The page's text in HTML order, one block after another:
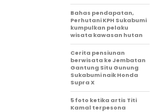
Bahas pendapatan,
Perhutani KPH Sukabumi
kumpulkan pelaku
wisata kawasan hutan
Cerita pensiunan
berwisata ke Jembatan
Gantung Situ Gunung
Sukabumi naik Honda
Supra X
5 foto ketika artis Titi
Kamal terpesona